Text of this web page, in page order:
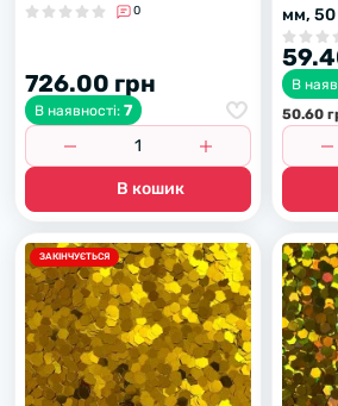
0
726.00 грн
В наявності: 7
В кошик
мм, 50
В
50.60
ЗАКІНЧУЄТЬСЯ